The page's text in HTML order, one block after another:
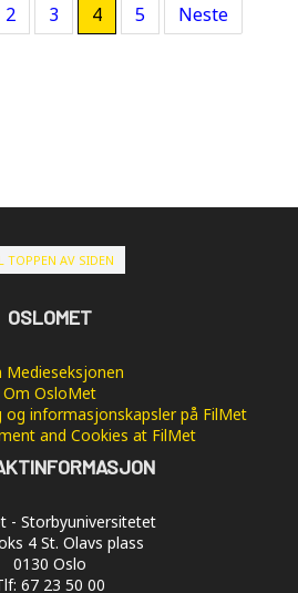
2 3 4 5 Neste
TOPPEN AV SIDEN
OSLOMET
Medieseksjonen
Om OsloMet
informasjonskapsler på FilMet
and Cookies at FilMet
- Storbyuniversitetet
4 St. Olavs plass
0130 Oslo
67 23 50 00